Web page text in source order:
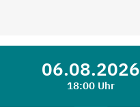
06.08.2026
18:00 Uhr